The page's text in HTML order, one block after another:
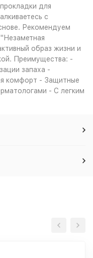
для
с
Рекомендуем
образ жизни и
Преимущества: -
запаха -
комфорт - Защитные
- С легким